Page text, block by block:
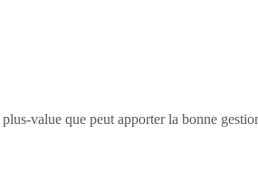
value que peut apporter la bonne